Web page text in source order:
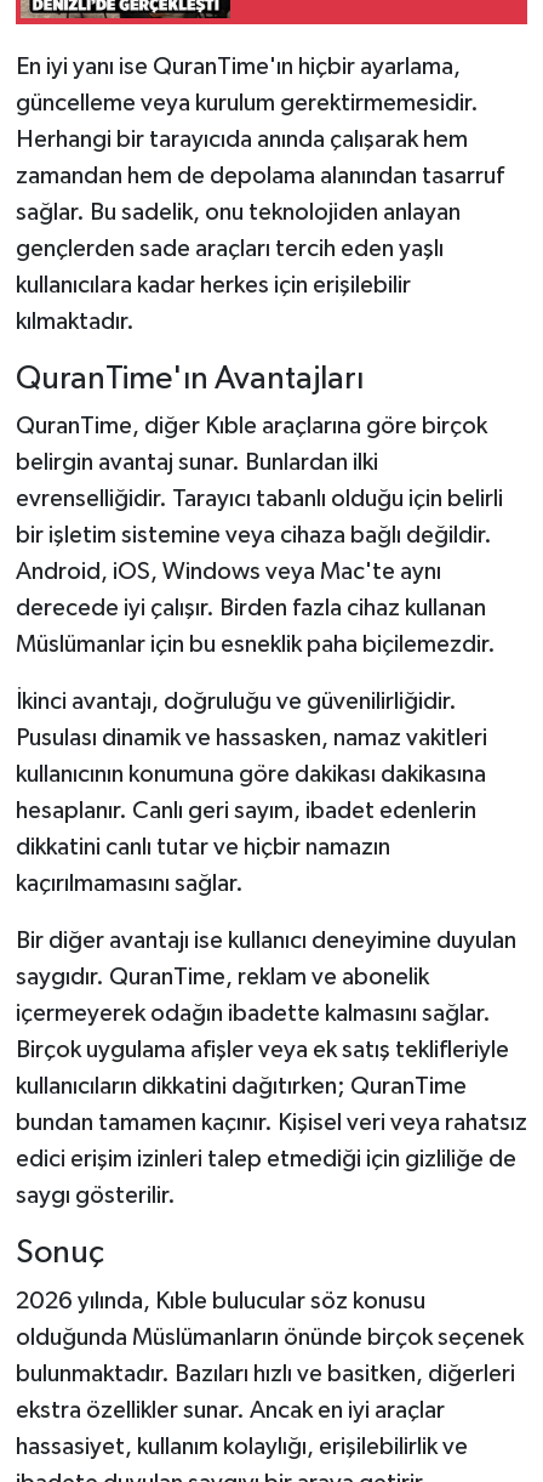
En iyi yanı ise QuranTime'ın hiçbir ayarlama,
güncelleme veya kurulum gerektirmemesidir.
Herhangi bir tarayıcıda anında çalışarak hem
zamandan hem de depolama alanından tasarruf
sağlar. Bu sadelik, onu teknolojiden anlayan
gençlerden sade araçları tercih eden yaşlı
kullanıcılara kadar herkes için erişilebilir
kılmaktadır.
QuranTime'ın Avantajları
QuranTime, diğer Kıble araçlarına göre birçok
belirgin avantaj sunar. Bunlardan ilki
evrenselliğidir. Tarayıcı tabanlı olduğu için belirli
bir işletim sistemine veya cihaza bağlı değildir.
Android, iOS, Windows veya Mac'te aynı
derecede iyi çalışır. Birden fazla cihaz kullanan
Müslümanlar için bu esneklik paha biçilemezdir.
İkinci avantajı, doğruluğu ve güvenilirliğidir.
Pusulası dinamik ve hassasken, namaz vakitleri
kullanıcının konumuna göre dakikası dakikasına
hesaplanır. Canlı geri sayım, ibadet edenlerin
dikkatini canlı tutar ve hiçbir namazın
kaçırılmamasını sağlar.
Bir diğer avantajı ise kullanıcı deneyimine duyulan
saygıdır. QuranTime, reklam ve abonelik
içermeyerek odağın ibadette kalmasını sağlar.
Birçok uygulama afişler veya ek satış teklifleriyle
kullanıcıların dikkatini dağıtırken; QuranTime
bundan tamamen kaçınır. Kişisel veri veya rahatsız
edici erişim izinleri talep etmediği için gizliliğe de
saygı gösterilir.
Sonuç
2026 yılında, Kıble bulucular söz konusu
olduğunda Müslümanların önünde birçok seçenek
bulunmaktadır. Bazıları hızlı ve basitken, diğerleri
ekstra özellikler sunar. Ancak en iyi araçlar
hassasiyet, kullanım kolaylığı, erişilebilirlik ve